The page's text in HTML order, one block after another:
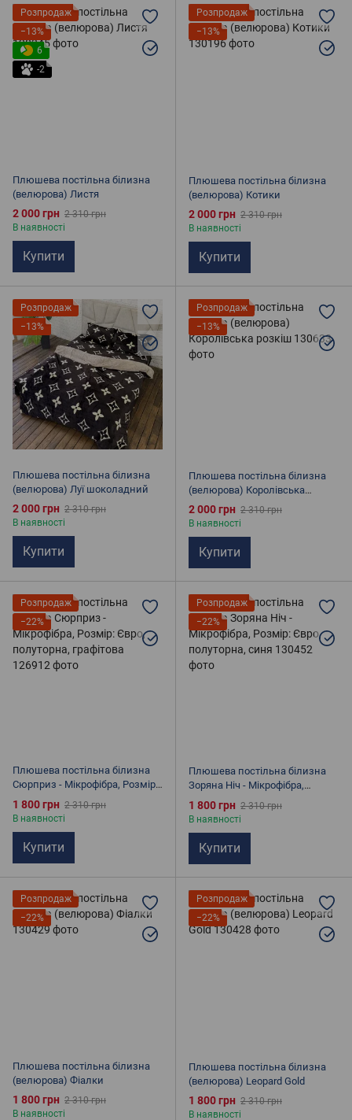
Розпродаж
−13%
6
-2
Плюшева постільна білизна
(велюрова) Листя
2 000 грн 2 310 грн
В наявності
Купити
Розпродаж
−13%
Плюшева постільна білизна
(велюрова) Котики
2 000 грн 2 310 грн
В наявності
Купити
Розпродаж
−13%
Плюшева постільна білизна
(велюрова) Луї шоколадний
2 000 грн 2 310 грн
В наявності
Купити
Розпродаж
−13%
Плюшева постільна білизна
(велюрова) Королівська
розкіш
2 000 грн 2 310 грн
В наявності
Купити
Розпродаж
−22%
Плюшева постільна білизна
Сюрприз - Мікрофібра, Розмір:
Євро, полуторна, графітова
1 800 грн 2 310 грн
В наявності
Купити
Розпродаж
−22%
Плюшева постільна білизна
Зоряна Ніч - Мікрофібра,
Розмір: Євро, полуторна, синя
1 800 грн 2 310 грн
В наявності
Купити
Розпродаж
−22%
Плюшева постільна білизна
(велюрова) Фіалки
1 800 грн 2 310 грн
В наявності
Розпродаж
−22%
Плюшева постільна білизна
(велюрова) Leopard Gold
1 800 грн 2 310 грн
В наявності